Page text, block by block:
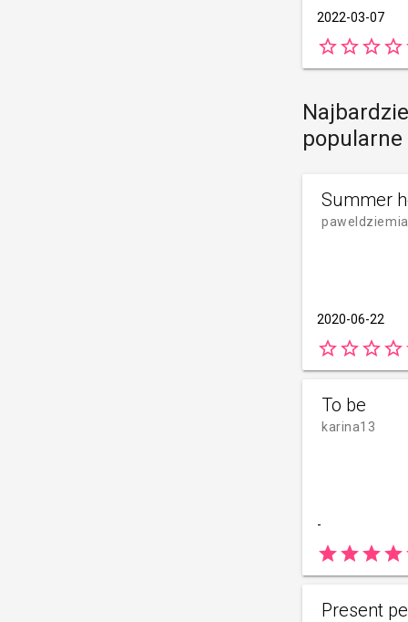
2022-03-07
star_borderstar_borderstar_borderstar_border
popularne
Summer
2020-06-22
star_borderstar_borderstar_borderstar_border
To be
karina13
-
starstarstarstar
Present